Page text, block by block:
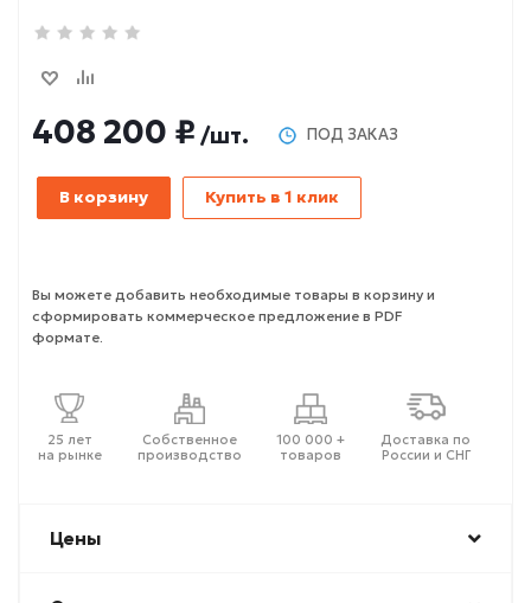
408 200 ₽ /шт. ПОД ЗАКАЗ
В корзину Купить в 1 клик
Вы можете добавить необходимые товары в корзину и
сформировать коммерческое предложение в PDF
формате.
25 лет
на рынке
Собственное
производство
100 000 +
товаров
Доставка по
России и СНГ
Цены